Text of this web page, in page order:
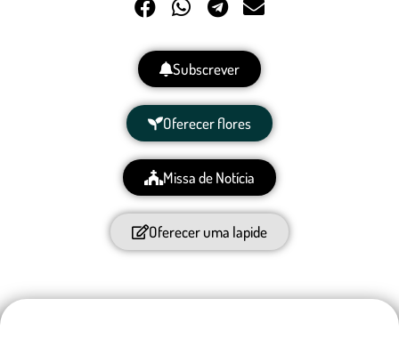
Subscrever
Oferecer flores
Missa de Notícia
Oferecer uma lapide